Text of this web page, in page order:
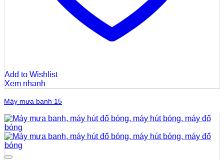
Add to Wishlist
Xem nhanh
Máy mưa banh 15